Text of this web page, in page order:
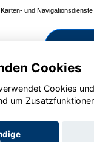
und
Cookies
Cookies
um